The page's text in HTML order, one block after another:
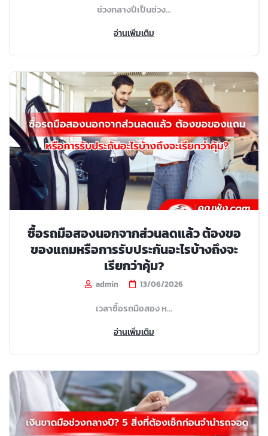
ช่วงกลางปีเป็นช่วง...
อ่านเพิ่มเติม
ซื้อรถมือสองนอกจากส่วนลดแล้ว ต้องขอ
ของแถมหรือการรับประกันอะไรบ้างถึงจะ
เรียกว่าคุ้ม?
admin 13/06/2026
เวลาซื้อรถมือสอง ห...
อ่านเพิ่มเติม